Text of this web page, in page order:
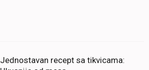
Jednostavan recept sa tikvicama: